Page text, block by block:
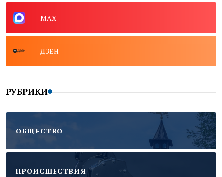
MAX
ДЗЕН
РУБРИКИ
ОБЩЕСТВО
ПРОИСШЕСТВИЯ